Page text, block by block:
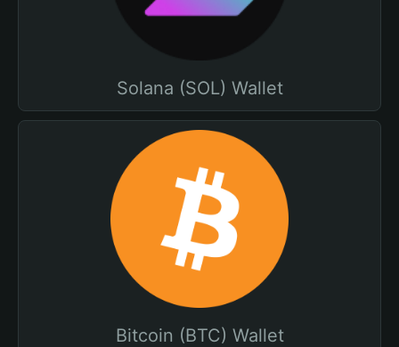
Solana (SOL) Wallet
Bitcoin (BTC) Wallet